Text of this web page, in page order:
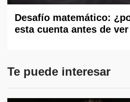
Desafío matemático:
esta cuenta antes de
Te puede interesar